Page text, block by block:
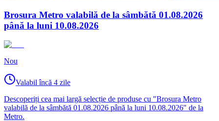
Brosura Metro valabilă de la sâmbătă 01.08.2026
până la luni 10.08.2026
Nou
Valabil încă 4 zile
Descoperiți cea mai largă selecție de produse cu "Brosura Metro
valabilă de la sâmbătă 01.08.2026 până la luni 10.08.2026" de la
Metro.